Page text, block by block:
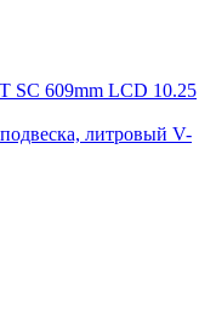
SC 609mm LCD 10.25
литровый V-